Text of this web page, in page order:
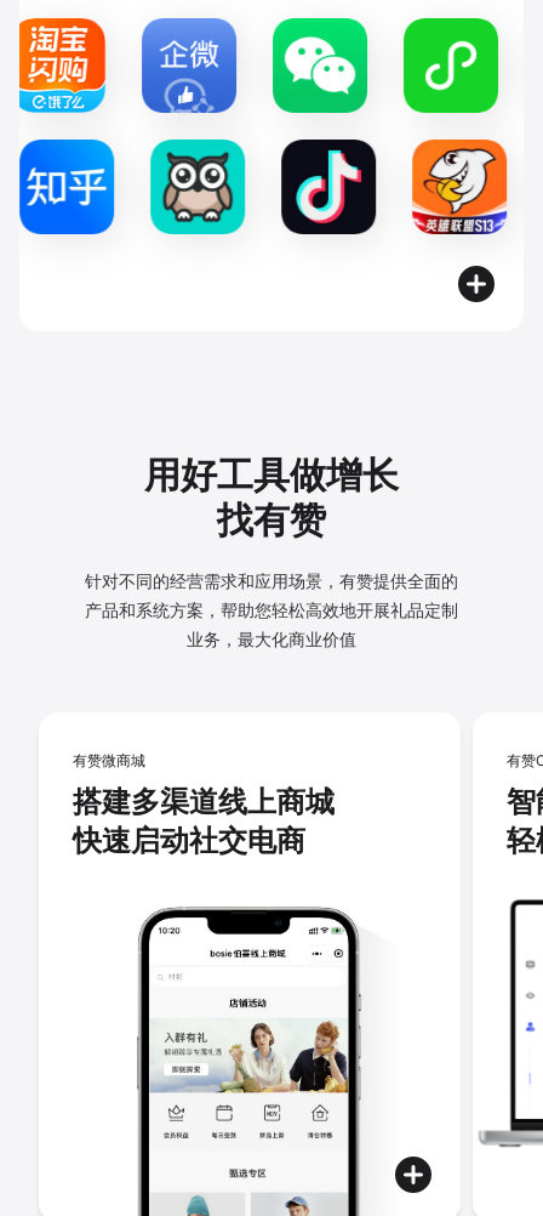
用好工具做增长
找有赞
针对不同的经营需求和应用场景，有赞提供全面的
产品和系统方案， 帮助您轻松高效地开展礼品定制
业务，最大化商业价值
有赞微商城
搭建多渠道线上商城
快速启动社交电商
有赞
智
轻